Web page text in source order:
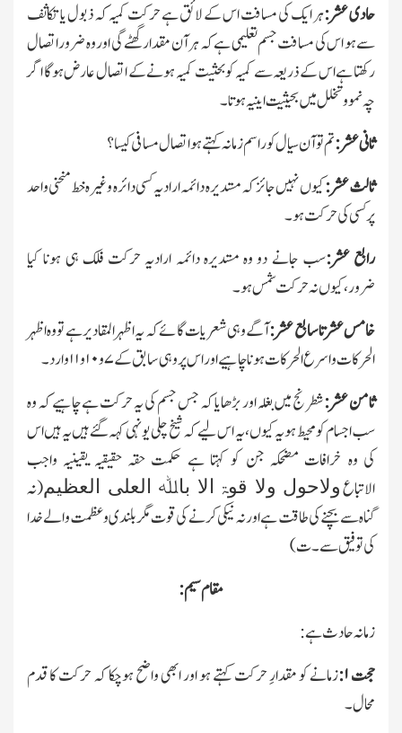
حادی عشر:ہر ایك کی مسافت اس کے لائق ہے حرکت کمیہ کہ ذبول یا تکاثف
سے ہو اس کی مسافت جسم تعلیمی ہے کہ ہر آن مقدار گھٹے گی اور وہ ضرور اتصال
رکھتا ہے اس کے ذریعہ سے کمیہ کو بحثیت کمیہ ہونے کے اتصال عارض ہوگا اگر
چہ نمو وتخلل میں بحیثیت اینیہ ہوتا۔
ثانی عشر:تم تو آن سیال کو راسم زمانہ کہتے ہو اتصال مسافی کیسا؟
ثالث عشر:کیوں نہیں جائز کہ مستدیرہ دائمہ ارادیہ کسی دائرہ وغیرہ خط منحنی واحد
پر کسی کی حرکت ہو۔
رابع عشر:سب جانے دو وہ مستدیرہ دائمہ ارادیہ حرکت فلك ہی ہونا کیا
ضرور،کیوں نہ حرکت شمس ہو۔
خامس عشرتا سابع عشر:آگے وہی شعریات گائے کہ یہ اظہر المقادیر ہے تو وہ اظہر
الحرکات واسرع الحرکات ہونا چاہیے اور اس پر وہی سابق کے۷و۱۰و۱۱وارد۔
ثامن عشر:شطرنج میں بغلہ اور بڑھایا کہ جس جسم کی یہ حرکت ہے چاہیے کہ وہ
سب اجسام کو محیط ہو یہ کیوں،یہ اس لیے کہ شیخ چلی یونہی کہہ گئے ہیں یہ ہیں اس
کی وہ خرافات مضحکہ جن کو کہتا ہے حکمت حقہ حقیقیہ یقینیہ واجب
الاتباعولاحول ولا قوۃ الا باﷲ العلی العظیم(نہ
گناہ سے بچنے کی طاقت ہے اور نہ نیکی کرنے کی قوت مگر بلندی و عظمت والے خدا
کی توفیق سے۔ت)
مقام سیم:
زمانہ حادث ہے:
حجت۱: زمانے کو مقدارِ حرکت کہتے ہو اور ابھی واضح ہوچکا کہ حرکت کا قدم
محال۔